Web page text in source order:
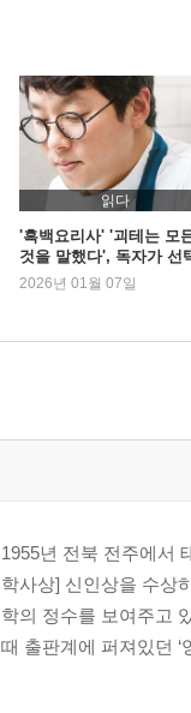
읽다
'흑백요리사' '괴테는 모
것을 말했다', 독자가 선
한 2026 새해 첫 책은? |
2026년 01월 07일
1955년 전북 전주에서
학사상] 신인상을 수상
학의 정수를 보여주고
때 출판계에 퍼져있던